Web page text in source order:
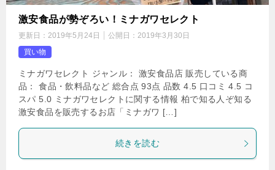
激安食品が勢ぞろい！ミナガワセレクト
更新日： 2019年5月24日 公開日： 2019年3月30日
買い物
ミナガワセレクト ジャンル： 激安食品店 販売している商
品： 食品・飲料品など 総合点 93点 品数 4.5 口コミ 4.5 コ
スパ 5.0 ミナガワセレクトに関する情報 柏で知る人ぞ知る
激安食品を販売するお店「ミナガワ […]
続きを読む